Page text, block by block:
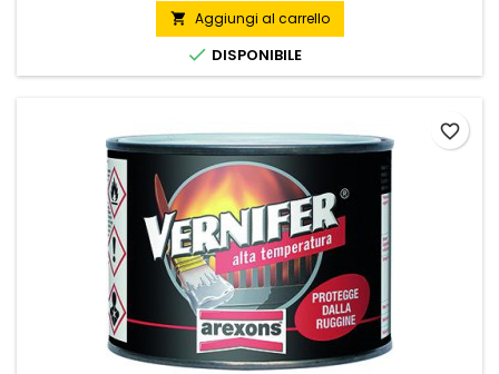
 Aggiungi al carrello
 DISPONIBILE
favorite_border